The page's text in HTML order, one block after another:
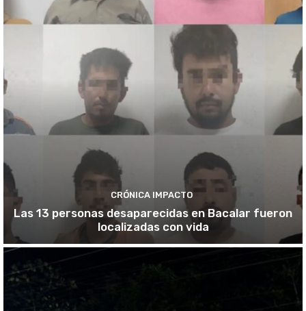
CRÓNICA IMPACTO
Las 13 personas desaparecidas en Bacalar fueron
localizadas con vida